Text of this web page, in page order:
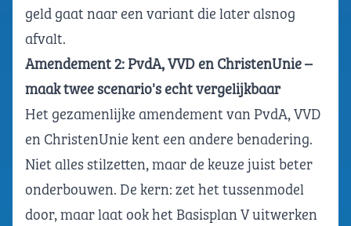
geld gaat naar een variant die later alsnog
afvalt.
Amendement 2: PvdA, VVD en ChristenUnie –
maak twee scenario's echt vergelijkbaar
Het gezamenlijke amendement van PvdA, VVD
en ChristenUnie kent een andere benadering.
Niet alles stilzetten, maar de keuze juist beter
onderbouwen. De kern: zet het tussenmodel
door, maar laat ook het Basisplan V uitwerken